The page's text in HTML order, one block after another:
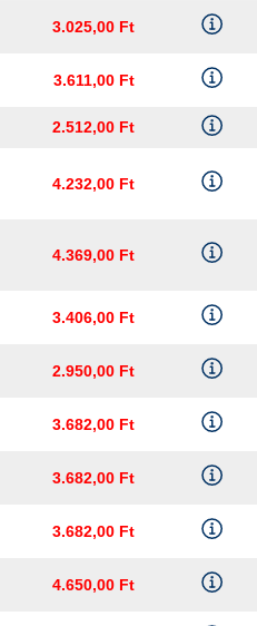
3.025,00 Ft
3.611,00 Ft
2.512,00 Ft
4.232,00 Ft
4.369,00 Ft
3.406,00 Ft
2.950,00 Ft
3.682,00 Ft
3.682,00 Ft
3.682,00 Ft
4.650,00 Ft